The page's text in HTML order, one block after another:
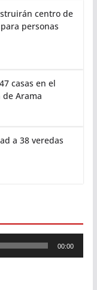
centro de
personas
casas en el
de Arama
a 38 veredas
00:00